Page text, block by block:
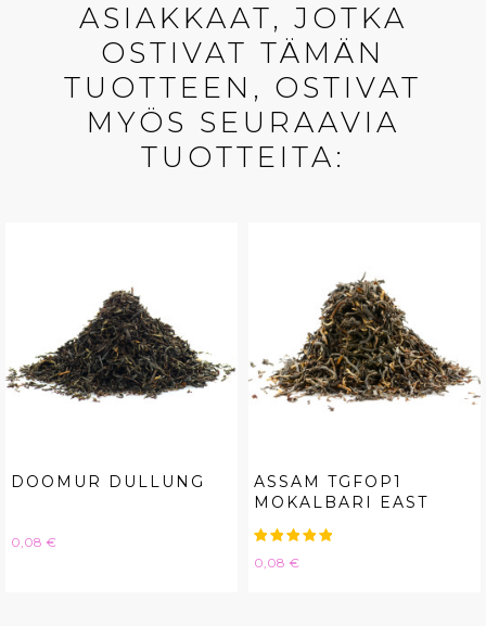
ASIAKKAAT, JOTKA
OSTIVAT TÄMÄN
TUOTTEEN, OSTIVAT
MYÖS SEURAAVIA
TUOTTEITA:
DOOMUR DULLUNG
Hinta
0,08 €
ASSAM TGFOP1
MOKALBARI EAST
Hinta
0,08 €